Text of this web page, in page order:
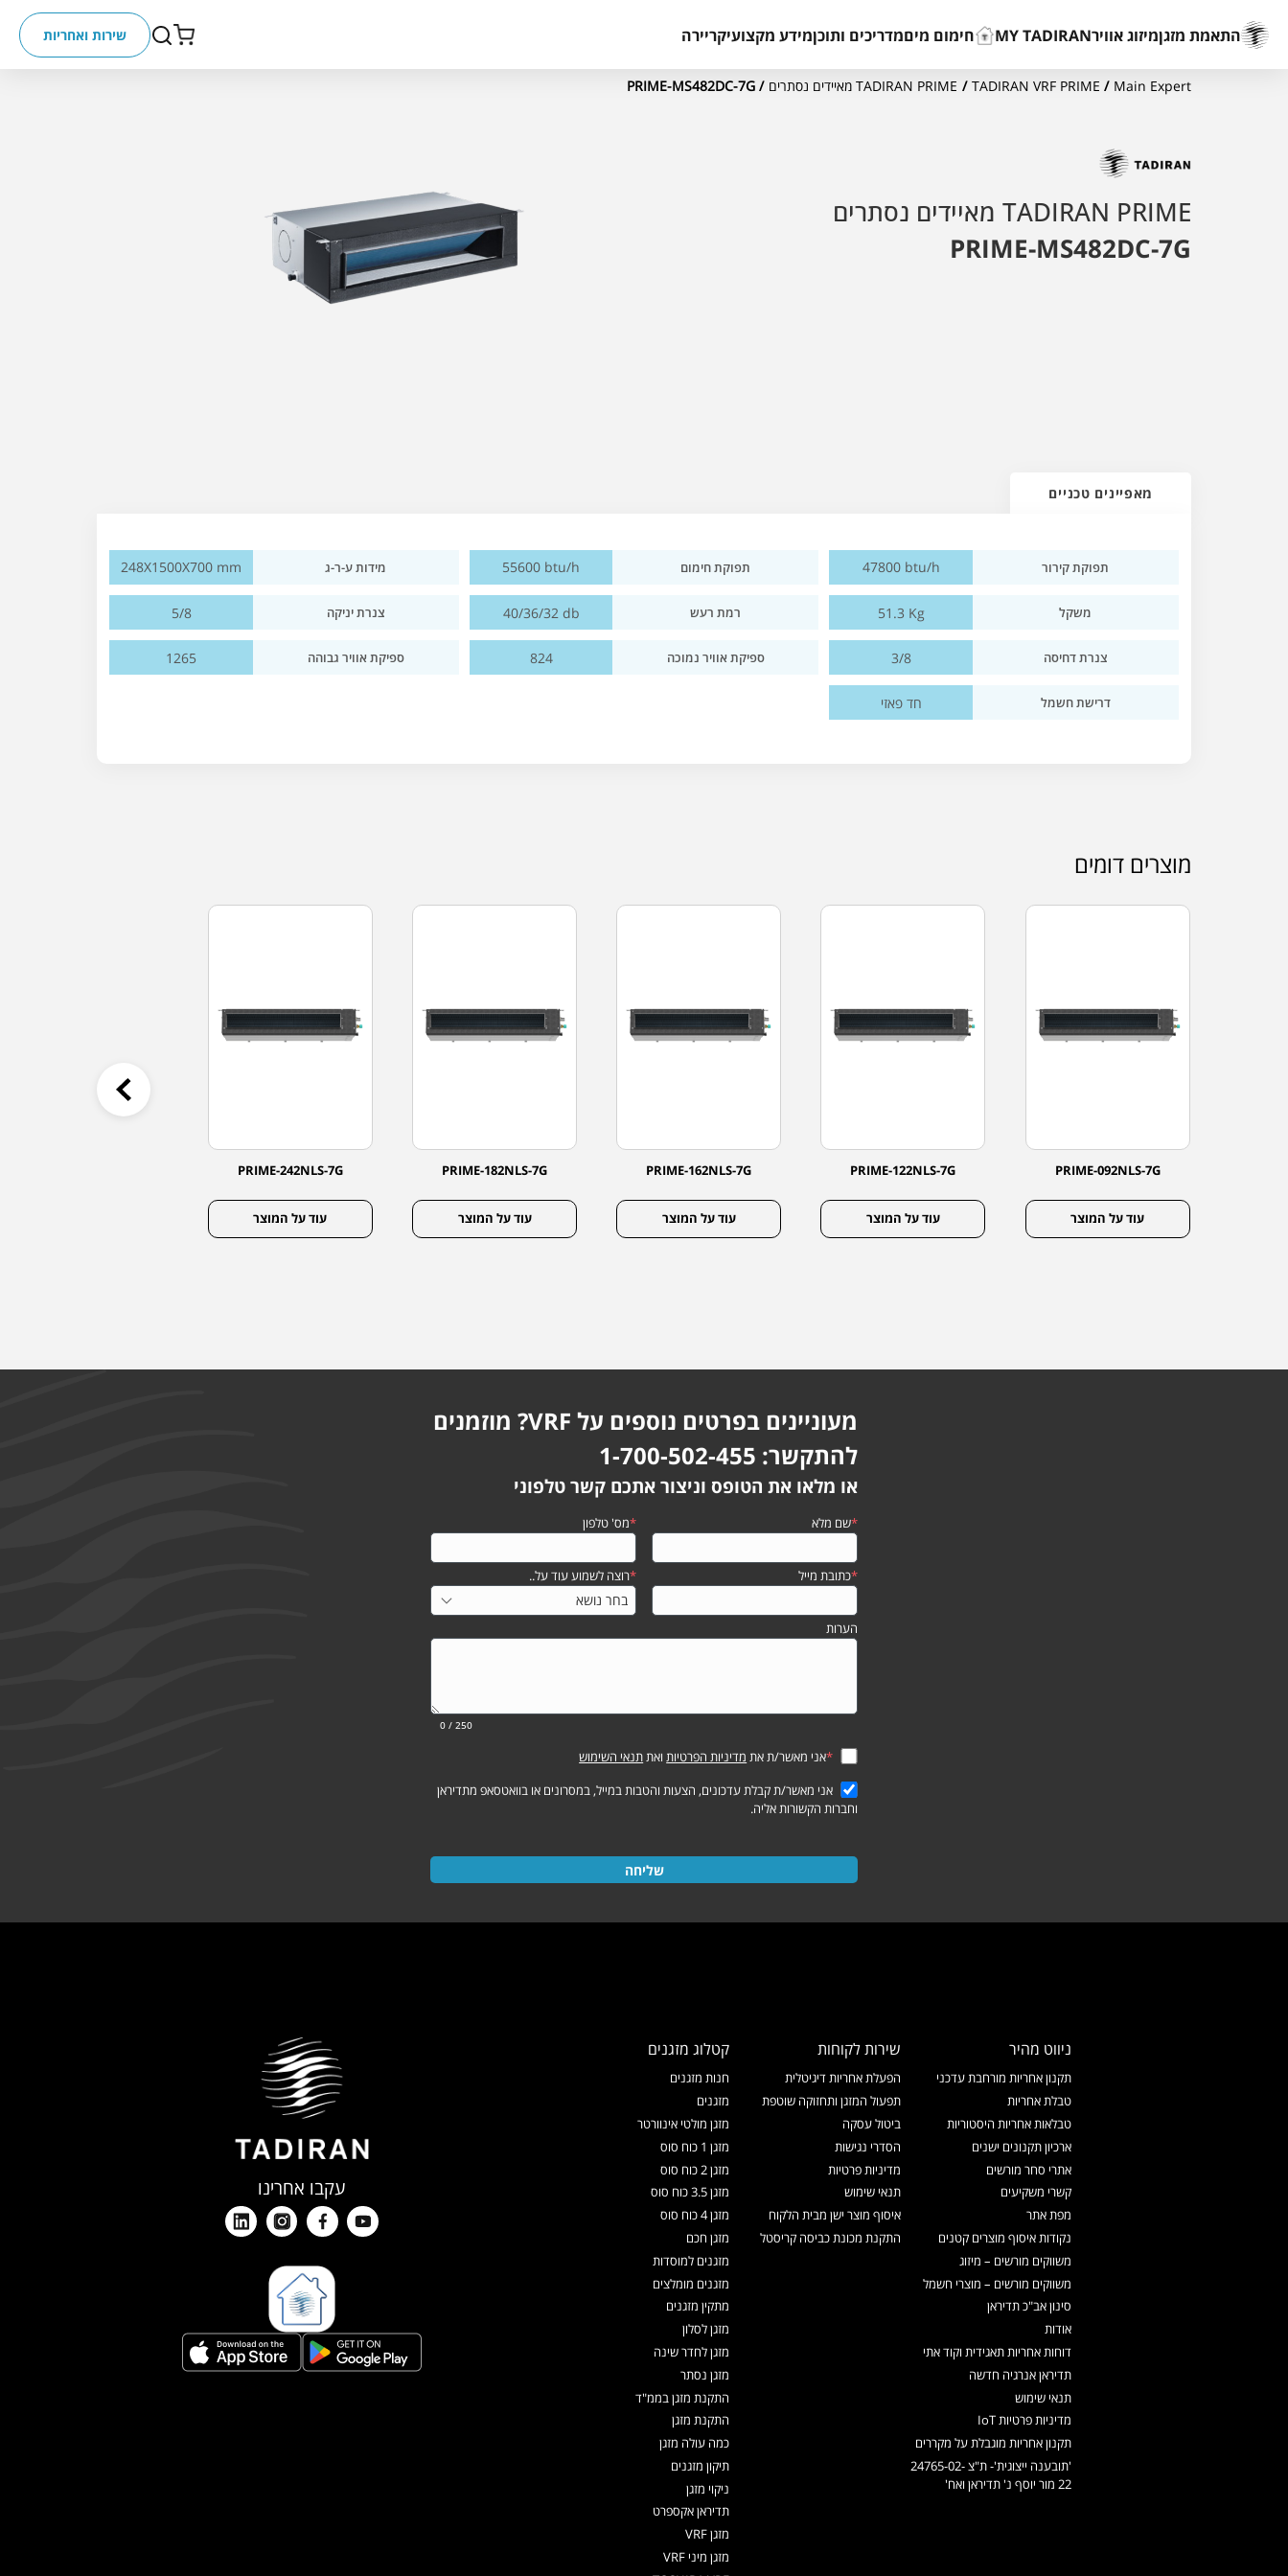
התאמת מזגןמיזוג אווירMY TADIRAN חימום מיםמדריכים ותוכןמידע מקצועיקריירה שירות ואחריות
Main Expert
/
TADIRAN VRF PRIME
/ TADIRAN PRIME מאיידים נסתרים / PRIME-MS482DC-7G
TADIRAN PRIME מאיידים נסתרים
PRIME-MS482DC-7G
מאפיינים טכניים
תפוקת קירור 47800 btu/h תפוקת חימום 55600 btu/h מידות ע-ר-ג 248X1500X700 mm
משקל 51.3 Kg רמת רעש 40/36/32 db צנרת יניקה 5/8
צנרת דחיסה 3/8 ספיקת אוויר נמוכה 824 ספיקת אוויר גבוהה 1265
דרישת חשמל חד פאזי
מוצרים דומים
PRIME-092NLS-7G
עוד על המוצר
PRIME-122NLS-7G
עוד על המוצר
PRIME-162NLS-7G
עוד על המוצר
PRIME-182NLS-7G
עוד על המוצר
PRIME-242NLS-7G
עוד על המוצר
מעוניינים בפרטים נוספים על VRF? מוזמנים
להתקשר: 1-700-502-455
או מלאו את הטופס וניצור אתכם קשר טלפוני
*שם מלא *מס' טלפון
*כתובת מייל *רוצה לשמוע עוד על..
הערות
0 / 250
*אני מאשר/ת את מדיניות הפרטיות ואת תנאי השימוש
אני מאשר/ת קבלת עדכונים, הצעות והטבות במייל, במסרונים או בוואטסאפ מתדיראן
וחברות הקשורות אליה.
שליחה
ניווט מהיר
תקנון אחריות מורחבת עדכני
טבלת אחריות
טבלאות אחריות היסטוריות
ארכיון תקנונים ישנים
אתרי סחר מורשים
קשרי משקיעים
מפת אתר
נקודות איסוף מוצרים קטנים
משווקים מורשים – מיזוג
משווקים מורשים – מוצרי חשמל
סינון אב"כ תדיראן
אודות
דוחות אחריות תאגידית וקוד אתי
תדיראן אנרגיה חדשה
תנאי שימוש
מדיניות פרטיות IoT
תקנון אחריות מוגבלת על מקררים
'תובענה ייצוגית'- ת"צ 24765-02-
22 מור יוסף נ' תדיראן ואח'
שירות לקוחות
הפעלת אחריות דיגיטלית
תפעול המזגן ותחזוקה שוטפת
ביטול עסקה
הסדרי נגישות
מדיניות פרטיות
תנאי שימוש
איסוף מוצר ישן מבית הלקוח
התקנת מכונת כביסה קריסטל
קטלוג מזגנים
חנות מזגנים
מזגנים
מזגן מולטי אינוורטר
מזגן 1 כוח סוס
מזגן 2 כוח סוס
מזגן 3.5 כוח סוס
מזגן 4 כוח סוס
מזגן חכם
מזגנים למוסדות
מזגנים מומלצים
מתקין מזגנים
מזגן לסלון
מזגן לחדר שינה
מזגן נסתר
התקנת מזגן בממ"ד
התקנת מזגן
כמה עולה מזגן
תיקון מזגנים
ניקוי מזגן
תדיראן אקספרט
מזגן VRF
מזגן מיני VRF
עקבו אחרינו